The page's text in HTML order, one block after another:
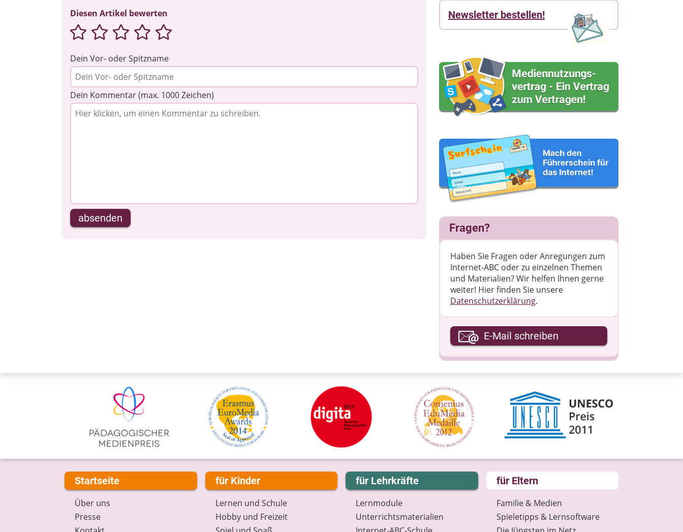
Diesen Artikel bewerten
Dein Vor- oder Spitzname
Dein Kommentar (max. 1000 Zeichen)
absenden
Newsletter bestellen!
Fragen?
Haben Sie Fragen oder Anregungen zum
Internet-ABC oder zu einzelnen Themen
und Materialien? Wir helfen Ihnen gerne
weiter! ​Hier finden Sie unsere
Datenschutzerklärung.
Ihre E-Mail-Adresse
Ihre Nachricht
E-Mail schreiben
Startseite
Über uns
Presse
für Kinder
Lernen und Schule
Hobby und Freizeit
für Lehrkräfte
Lernmodule
Unterrichts­materialien
für Eltern
Familie & Medien
Spieletipps & Lernsoftware